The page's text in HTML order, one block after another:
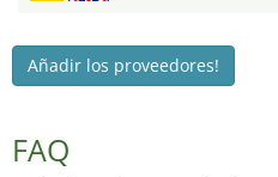
Añadir los proveedores!
FAQ